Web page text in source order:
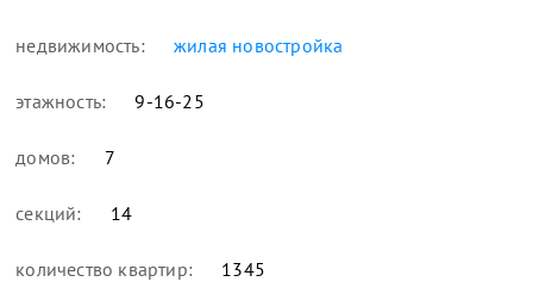
недвижимость: жилая новостройка
этажность: 9-16-25
домов: 7
секций: 14
количество квартир: 1345